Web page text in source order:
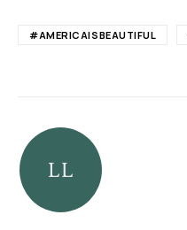
#AMERICAISBEAUTIFUL